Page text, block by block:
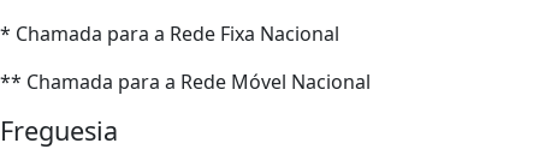
* Chamada para a Rede Fixa Nacional
** Chamada para a Rede Móvel Nacional
Freguesia